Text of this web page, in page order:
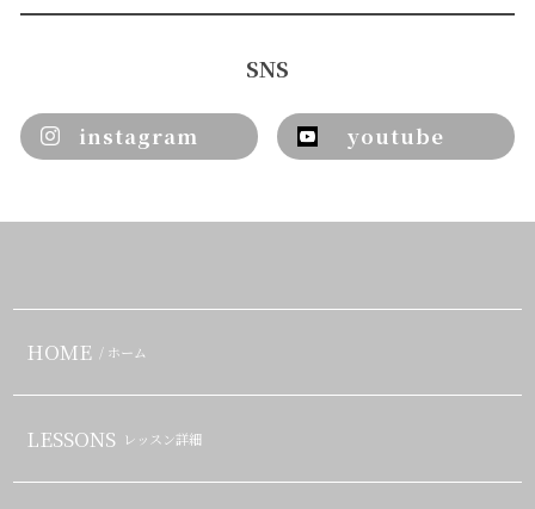
SNS
instagram youtube
HOME / ホーム
LESSONS レッスン詳細